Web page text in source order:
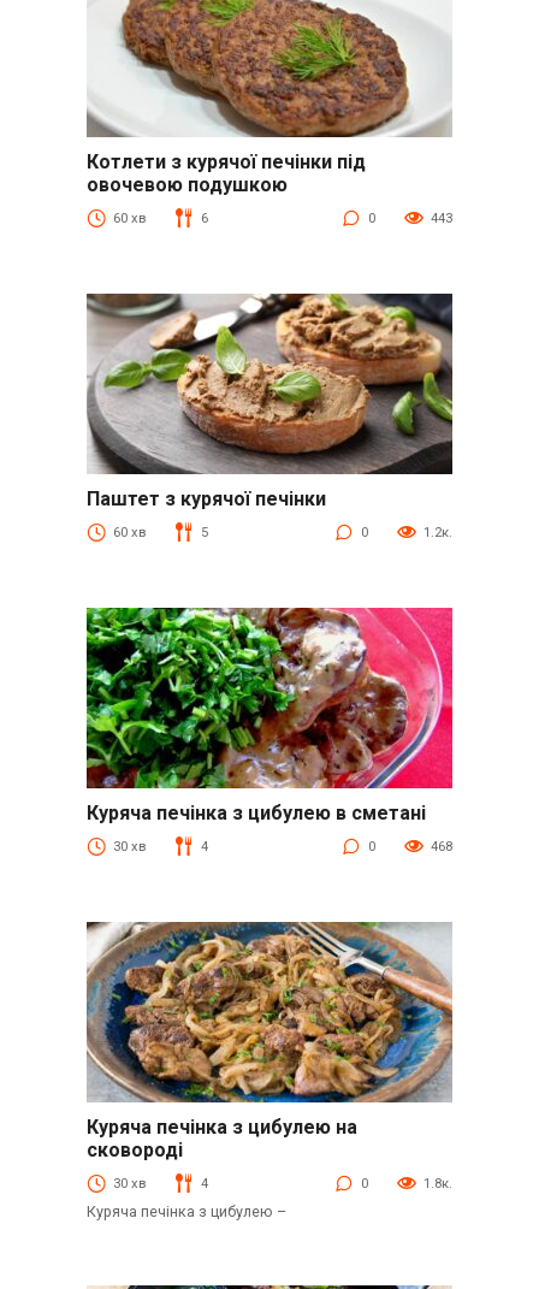
Котлети з курячої печінки під
овочевою подушкою
60 хв 6 0 443
Куряча печінка
Паштет з курячої печінки
60 хв 5 0 1.2к.
Куряча печінка
Куряча печінка з цибулею в сметані
30 хв 4 0 468
Куряча печінка
Куряча печінка з цибулею на
сковороді
30 хв 4 0 1.8к.
Куряча печінка з цибулею –